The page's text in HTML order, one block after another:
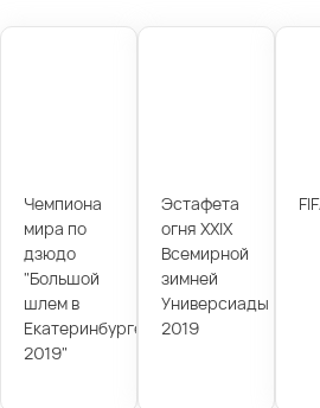
Чемпиона
мира по
дзюдо
"Большой
шлем в
Екатеринбурге
2019"
Эстафета
огня XXIX
Всемирной
зимней
Универсиады
2019